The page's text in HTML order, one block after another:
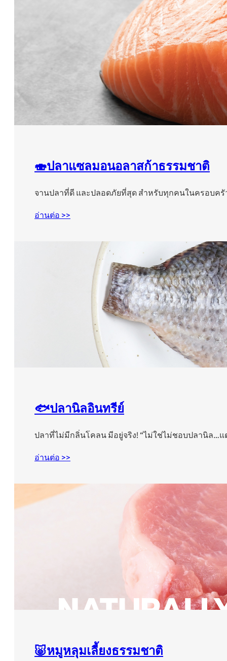
🍣ปลาแซลมอนอลาสก้าธรรมชาติ
จานปลาที่ดี และปลอดภัยที่สุด สำหรับทุกคนในครอบครั
อ่านต่อ >>
🐟ปลานิลอินทรีย์
ปลาที่ไม่มีกลิ่นโคลน มีอยู่จริง! “ไม่ใช่ไม่ชอบปลานิล…
อ่านต่อ >>
🐷หมูหลุมเลี้ยงธรรมชาติ